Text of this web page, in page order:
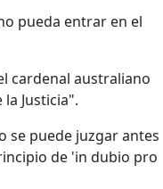
pueda entrar en el
cardenal australiano
Justicia".
se puede juzgar antes
de 'in dubio pro